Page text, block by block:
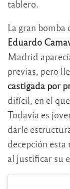
tablero.
La gran bomba
Eduardo
Madrid
previas, pero
castigada por
difícil, en el
Todavía es
darle
decepción esta
al justificar su